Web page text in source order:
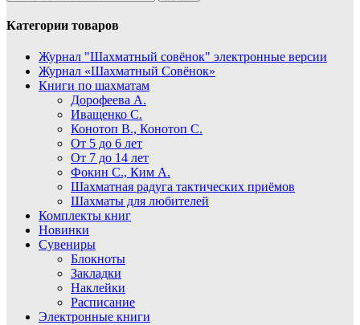
Категории товаров
Журнал "Шахматный совёнок" электронные версии
Журнал «Шахматный Совёнок»
Книги по шахматам
Дорофеева А.
Иващенко С.
Конотоп В., Конотоп С.
От 5 до 6 лет
От 7 до 14 лет
Фокин С., Ким А.
Шахматная радуга тактических приёмов
Шахматы для любителей
Комплекты книг
Новинки
Сувениры
Блокноты
Закладки
Наклейки
Расписание
Электронные книги